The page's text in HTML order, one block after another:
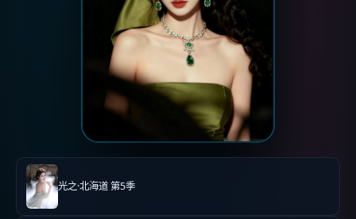
光之·北海道 第5季